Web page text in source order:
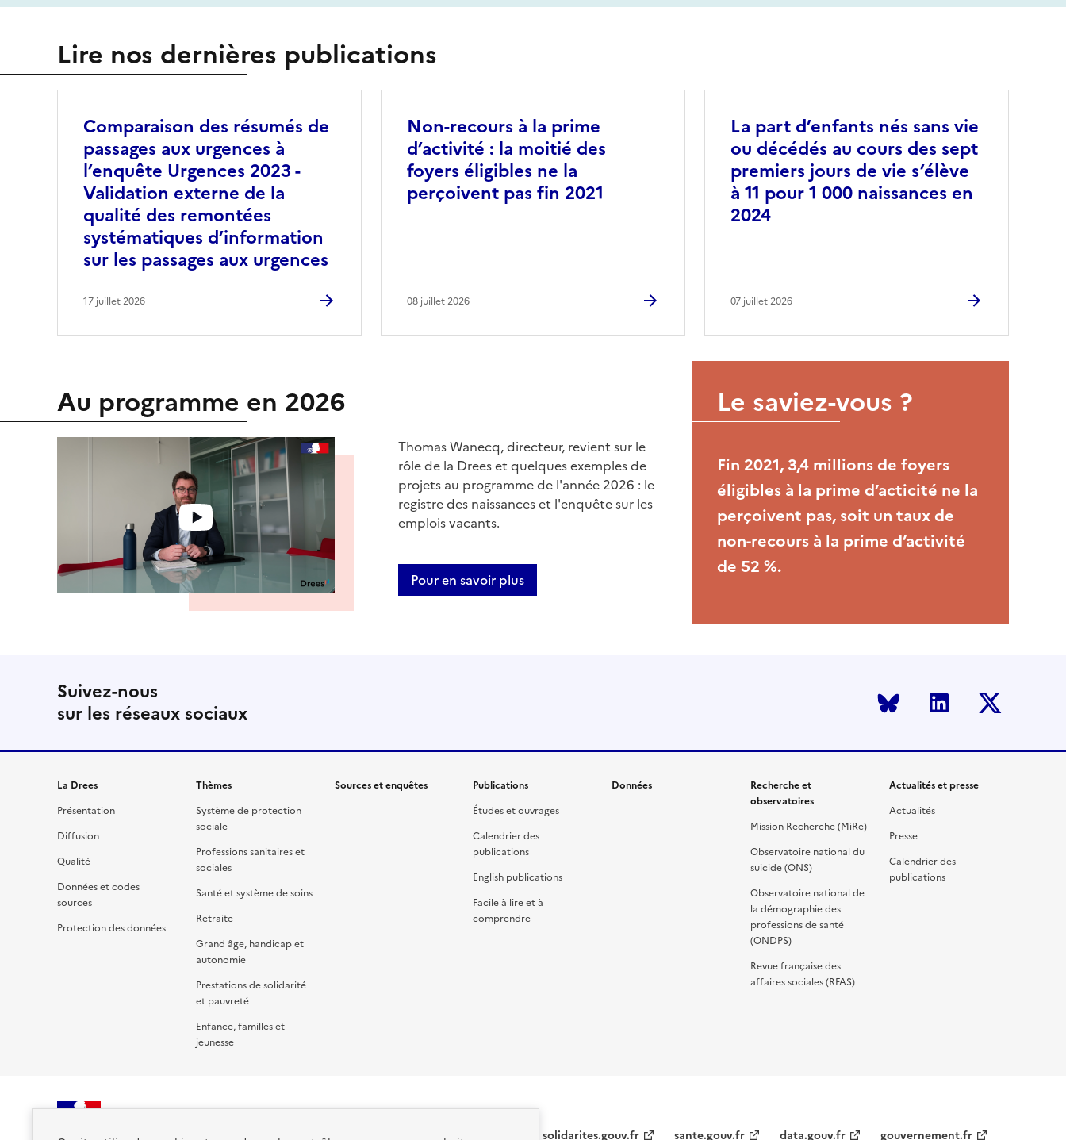
Lire nos dernières publications
Comparaison des résumés de
passages aux urgences à
l’enquête Urgences 2023 -
Validation externe de la
qualité des remontées
systématiques d’information
sur les passages aux urgences
17 juillet 2026
Non-recours à la prime
d’activité : la moitié des
foyers éligibles ne la
perçoivent pas fin 2021
08 juillet 2026
La part d’enfants nés sans vie
ou décédés au cours des sept
premiers jours de vie s’élève
à 11 pour 1 000 naissances en
2024
07 juillet 2026
Au programme en 2026
Thomas Wanecq, directeur, revient sur le
rôle de la Drees et quelques exemples de
projets au programme de l'année 2026 : le
registre des naissances et l'enquête sur les
emplois vacants.
Pour en savoir plus
Le saviez-vous ?
Fin 2021, 3,4 millions de foyers
éligibles à la prime d’acticité ne la
perçoivent pas, soit un taux de
non-recours à la prime d’activité
de 52 %.
Suivez-nous
sur les réseaux sociaux
Bluesky LinkedIn
La Drees
Présentation
Diffusion
Qualité
Données et codes
sources
Protection des données
Thèmes
Système de protection
sociale
Professions sanitaires et
sociales
Santé et système de soins
Retraite
Grand âge, handicap et
autonomie
Prestations de solidarité
et pauvreté
Enfance, familles et
jeunesse
Sources et enquêtes
Publications
Études et ouvrages
Calendrier des
publications
English publications
Facile à lire et à
comprendre
Données
Recherche et
observatoires
Mission Recherche (MiRe)
Observatoire national du
suicide (ONS)
Observatoire national de
la démographie des
professions de santé
(ONDPS)
Revue française des
affaires sociales (RFAS)
Actualités et presse
Actualités
Presse
Calendrier des
publications
solidarites.gouv.fr sante.gouv.fr data.gouv.fr gouvernement.fr